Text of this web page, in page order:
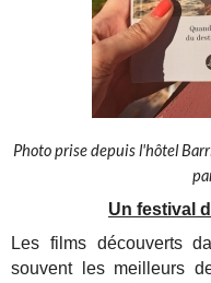
Photo prise depuis l'hôtel
Un festival
Les films découverts
souvent les meilleurs